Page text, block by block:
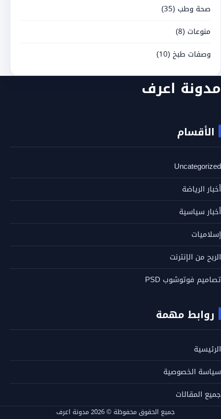
صحة وطب (35)
منوعات (8)
وصفات طبخ (10)
مدونة اعرف
الأقسام
Uncategorized
أخبار الرياضة
أخبار سياسية
إسلاميات
الربح من الإنترنت
تصاميم فوتوشوب PSD
روابط مهمة
الرئيسية
سياسة الخصوصية
جميع المقالات
جميع الحقوق محفوظة © 2026 مدونة اعرف